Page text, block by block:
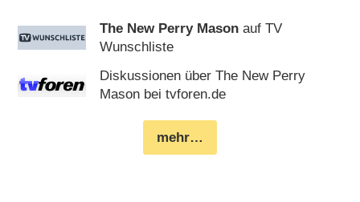
The New Perry Mason auf TV
Wunschliste
Diskussionen über The New Perry
Mason bei tvforen.de
mehr…